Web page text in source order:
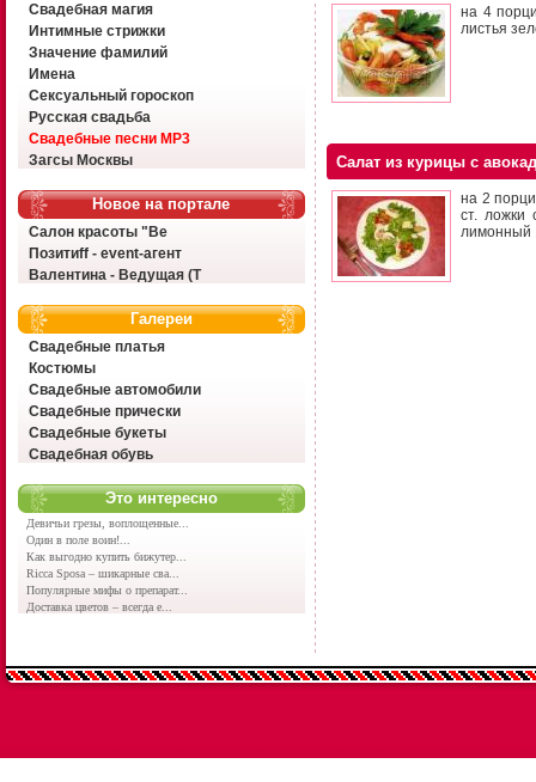
Свадебная магия
Интимные стрижки
Значение фамилий
Имена
Сексуальный гороскоп
Русская свадьба
Свадебные песни MP3
Загсы Москвы
Новое на портале
Салон красоты "Ве
Позитиff - event-агент
Валентина - Ведущая (Т
Галереи
Свадебные платья
Костюмы
Свадебные автомобили
Свадебные прически
Свадебные букеты
Свадебная обувь
Это интересно
Девичьи грезы, воплощенные...
Один в поле воин!...
Как выгодно купить бижутер...
Ricca Sposa – шикарные сва...
Популярные мифы о препарат...
Доставка цветов – всегда е...
на 4
листья
Салат из курицы с
на 2
ст. ложки
лимонный